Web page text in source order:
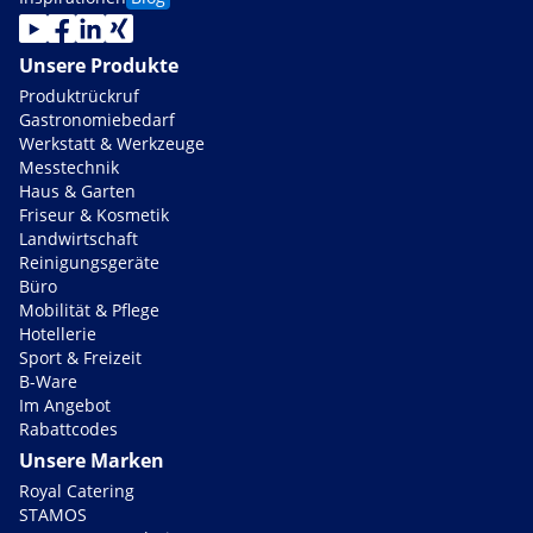
Unsere Produkte
Produktrückruf
Gastronomiebedarf
Werkstatt & Werkzeuge
Messtechnik
Haus & Garten
Friseur & Kosmetik
Landwirtschaft
Reinigungsgeräte
Büro
Mobilität & Pflege
Hotellerie
Sport & Freizeit
B-Ware
Im Angebot
Rabattcodes
Unsere Marken
Royal Catering
STAMOS